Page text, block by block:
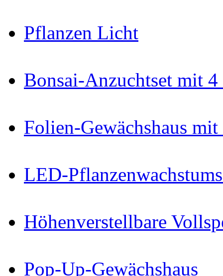
Pflanzen Licht
Bonsai-Anzuchtset mit
Folien-Gewächshaus mit
LED-
Höhenverstellbare
Pop-Up-Gewächshaus